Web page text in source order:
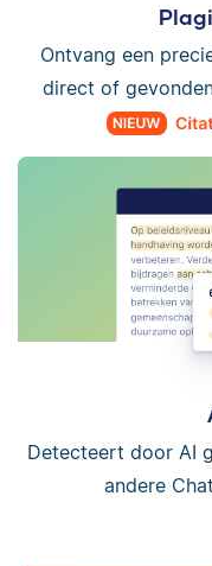
Ontvang een
direct of
Detecteert door AI
andere